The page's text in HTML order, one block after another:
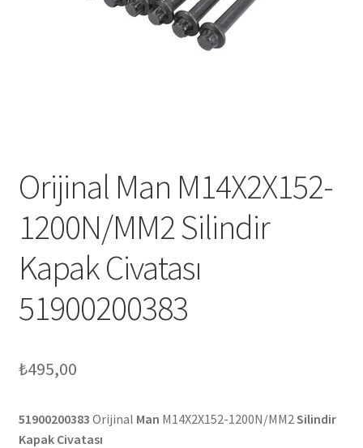
Orijinal Man M14X2X152-
1200N/MM2 Silindir
Kapak Civatası
51900200383
₺495,00
51900200383 Orijinal Man M14X2X152-1200N/MM2 Silindir
Kapak Civatası